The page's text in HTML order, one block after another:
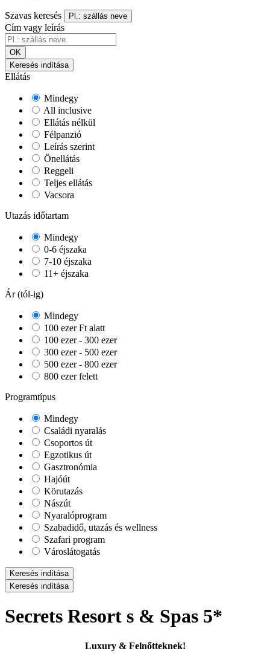
Szavas keresés Pl.: szállás neve
Cím vagy leírás
OK
Keresés indítása
Ellátás
Mindegy
All inclusive
Ellátás nélkül
Félpanzió
Leírás szerint
Önellátás
Reggeli
Teljes ellátás
Vacsora
Utazás időtartam
Mindegy
0-6 éjszaka
7-10 éjszaka
11+ éjszaka
Ár (tól-ig)
Mindegy
100 ezer Ft alatt
100 ezer - 300 ezer
300 ezer - 500 ezer
500 ezer - 800 ezer
800 ezer felett
Programtípus
Mindegy
Családi nyaralás
Csoportos út
Egzotikus út
Gasztronómia
Hajóút
Körutazás
Nászút
Nyaralóprogram
Szabadidő, utazás és wellness
Szafari program
Városlátogatás
Keresés indítása
Keresés indítása
Secrets Resort s & Spas 5*
Luxury & Felnőtteknek!